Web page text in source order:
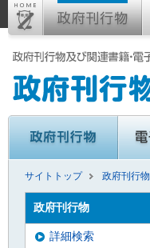
サイトトップ 政府刊行物
政府刊行物
詳細検索